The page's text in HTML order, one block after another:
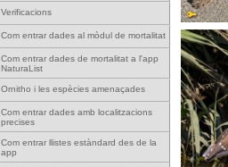
Verificacions
Com entrar dades al mòdul de mortalitat
Com entrar dades de mortalitat a l'app
NaturaList
Ornitho i les espècies amenaçades
Com entrar dades amb localitzacions
precises
Com entrar llistes estàndard des de la
app